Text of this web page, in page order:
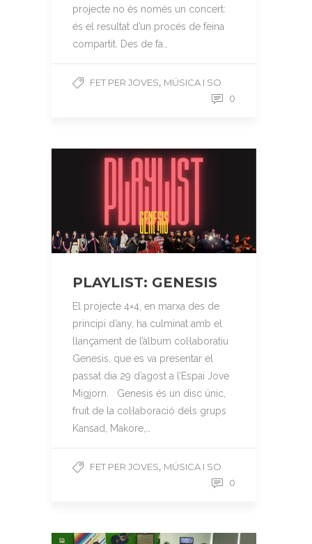
projecte no és només un concert:
és el resultat d’un procés de feina
compartit. Des de fa…
FET PER JOVES, MÚSICA I SO
0
PLAYLIST: GENESIS
El projecte 4×4, en marxa des de
principi d’any, ha culminat amb el
llançament de l’àlbum col·laboratiu
Genesis, que es va presentar el
passat dia 29 d’agost a l’Espai Jove
Migjorn. Genesis és un disc únic,
fruit de la col·laboració dels grups
Kansad, Makore,…
FET PER JOVES, MÚSICA I SO
0